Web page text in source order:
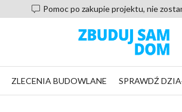
Pomoc po zakupie projektu, nie
ZLECENIA BUDOWLANE SPRAWDŹ